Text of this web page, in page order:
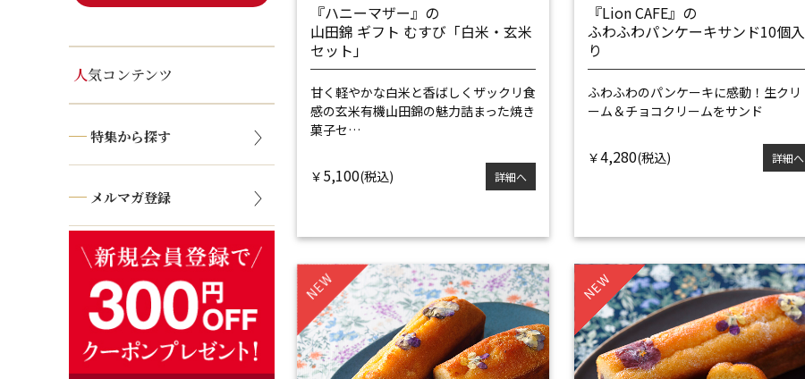
人気コンテンツ
特集から探す
メルマガ登録
『ハニーマザー』の
山田錦 ギフト むすび「白米・玄米
セット」
甘く軽やかな白米と香ばしくザックリ食
感の玄米有機山田錦の魅力詰まった焼き
菓子セ…
￥ 5,100 詳細へ
『Lion CAFE』の
ふわふわパンケーキサンド10個入
り
ふわふわのパンケーキに感動！ 生クリ
ーム＆チョコクリームをサンド
￥4,280 詳細へ
NEW NEW